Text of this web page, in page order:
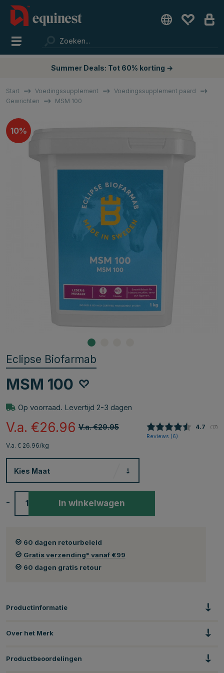
Summer Deals: Tot 60% korting →
Start Voedingssupplement
Voedingssupplement paard
Gewrichten
MSM 100
10%
Eclipse Biofarmab
MSM 100
Op voorraad. Levertijd 2-3 dagen
V.a. €29.95
V.a. €26.96 4.7 (17)
Reviews (6)
V.a. € 26.96/kg
Kies Maat
- In winkelwagen
60 dagen retourbeleid
Gratis verzending* vanaf €99
60 dagen gratis retour
Productinformatie
Over het Merk
Productbeoordelingen